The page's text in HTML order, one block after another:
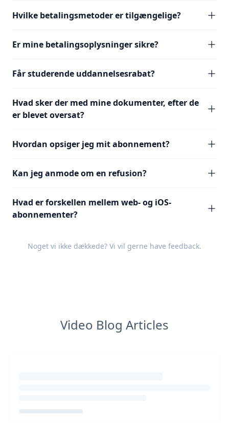
Hvilke betalingsmetoder er tilgængelige?
Er mine betalingsoplysninger sikre?
Får studerende uddannelsesrabat?
Hvad sker der med mine dokumenter, efter de
er blevet oversat?
Hvordan opsiger jeg mit abonnement?
Kan jeg anmode om en refusion?
Hvad er forskellen mellem web- og iOS-
abonnementer?
Noget vi ikke dækkede? Vi vil gerne have feedback.
Video Blog Articles